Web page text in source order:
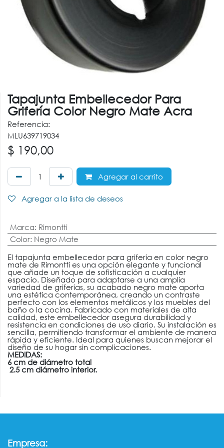
Tapajunta Embellecedor Para
Grifería Color Negro Mate Acra
Referencia:
MLU639719034
$ 190,00
Agregar al carrito
Agregar a la lista de deseos
Marca: Rimontti
Color: Negro Mate
El tapajunta embellecedor para grifería en color negro
mate de Rimontti es una opción elegante y funcional
que añade un toque de sofisticación a cualquier
espacio. Diseñado para adaptarse a una amplia
variedad de griferías, su acabado negro mate aporta
una estética contemporánea, creando un contraste
perfecto con los elementos metálicos y los muebles del
baño o la cocina. Fabricado con materiales de alta
calidad, este embellecedor asegura durabilidad y
resistencia en condiciones de uso diario. Su instalación es
sencilla, permitiendo transformar el ambiente de manera
rápida y eficiente. Ideal para quienes buscan mejorar el
diseño de su hogar sin complicaciones.
MEDIDAS:
6 cm de diámetro total
2.5 cm diámetro interior.
Empresa: